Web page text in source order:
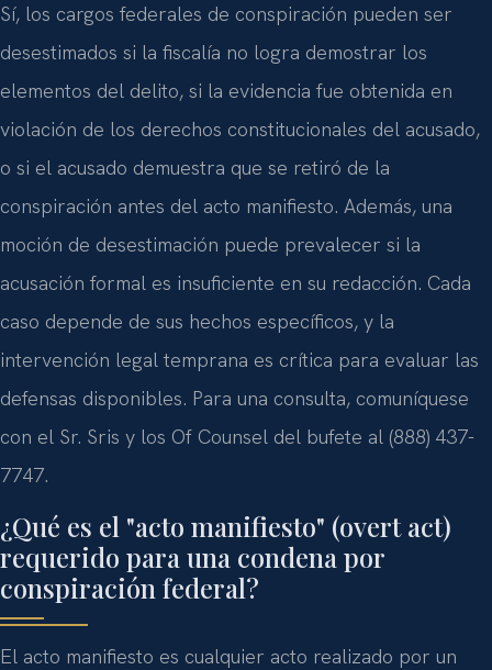
Sí, los cargos federales de conspiración pueden ser
desestimados si la fiscalía no logra demostrar los
elementos del delito, si la evidencia fue obtenida en
violación de los derechos constitucionales del acusado,
o si el acusado demuestra que se retiró de la
conspiración antes del acto manifiesto. Además, una
moción de desestimación puede prevalecer si la
acusación formal es insuficiente en su redacción. Cada
caso depende de sus hechos específicos, y la
intervención legal temprana es crítica para evaluar las
defensas disponibles. Para una consulta, comuníquese
con el Sr. Sris y los Of Counsel del bufete al (888) 437-
7747.
¿Qué es el "acto manifiesto" (overt act)
requerido para una condena por
conspiración federal?
El acto manifiesto es cualquier acto realizado por un